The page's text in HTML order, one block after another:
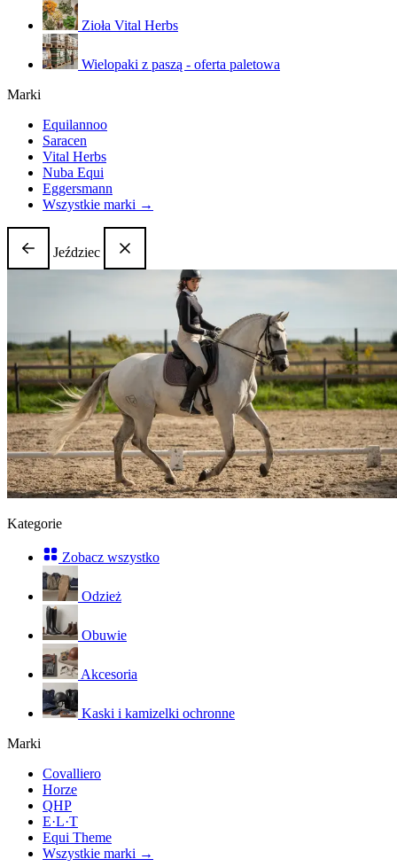
Zioła Vital Herbs
Wielopaki z paszą - oferta paletowa
Marki
Equilannoo
Saracen
Vital Herbs
Nuba Equi
Eggersmann
Wszystkie marki →
Jeździec
Kategorie
Zobacz wszystko
Odzież
Obuwie
Akcesoria
Kaski i kamizelki ochronne
Marki
Covalliero
Horze
QHP
E·L·T
Equi Theme
Wszystkie marki →